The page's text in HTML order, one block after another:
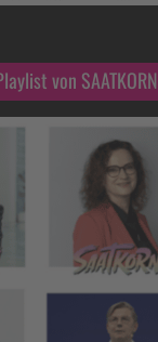
von SAATKORN